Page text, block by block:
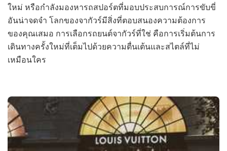
ใหม่ หรือกำลังมองหารถสปอร์ตที่มอบประสบการณ์การขับขี่
อันน่าจดจำ โลกของจากัวร์มีสิ่งที่ตอบสนองความต้องการ
ของคุณเสมอ การเลือกรถยนต์จากัวร์ที่ใช่ คือการเริ่มต้นการ
เดินทางครั้งใหม่ที่เต็มไปด้วยความตื่นเต้นและสไตล์ที่ไม่
เหมือนใคร